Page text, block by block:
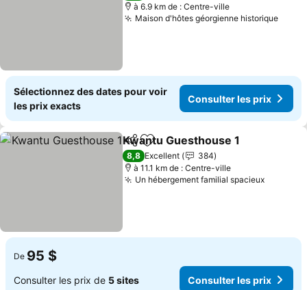
à 6.9 km de : Centre-ville
Maison d'hôtes géorgienne historique
Sélectionnez des dates pour voir
les prix exacts
Consulter les prix
PartagerAjouter à mes favoris
Kwantu Guesthouse 1
8,8 Excellent
384
à 11.1 km de : Centre-ville
Un hébergement familial spacieux
De 95 $
Consulter les prix de 5 sites Consulter les prix